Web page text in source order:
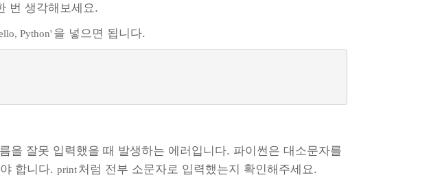
번 생각해보세요.
Python' 을 넣으면 됩니다.
을 잘못 입력했을 때 발생하는 에러입니다. 파이썬은 대소문자를
합니다.print처럼 전부 소문자로 입력했는지 확인해주세요.